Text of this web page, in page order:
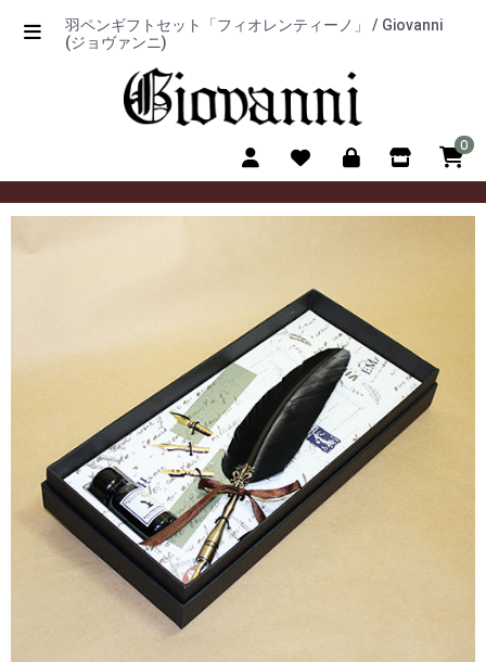
羽ペンギフトセット「フィオレンティーノ」 / Giovanni
(ジョヴァンニ)
0